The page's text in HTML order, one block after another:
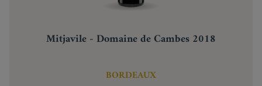
Mitjavile - Domaine de Cambes 2018
BORDEAUX